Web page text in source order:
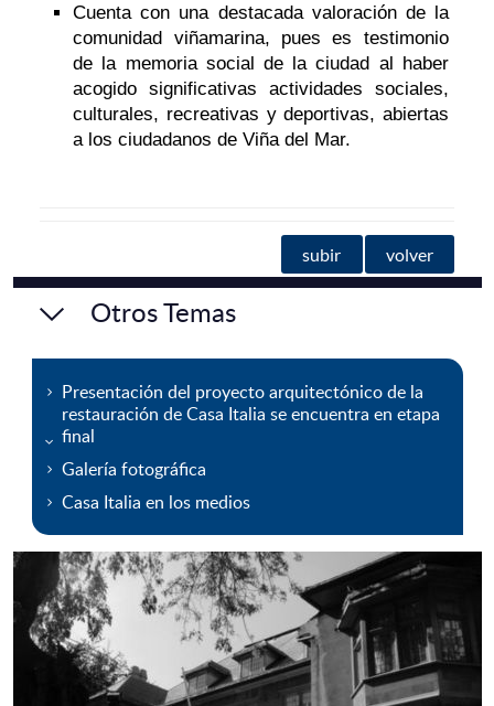
Cuenta con una destacada valoración de la
comunidad viñamarina, pues es testimonio
de la memoria social de la ciudad al haber
acogido significativas actividades sociales,
culturales, recreativas y deportivas, abiertas
a los ciudadanos de Viña del Mar.
subir volver
Otros Temas
Presentación del proyecto arquitectónico de la
restauración de Casa Italia se encuentra en etapa
final
Galería fotográfica
Casa Italia en los medios